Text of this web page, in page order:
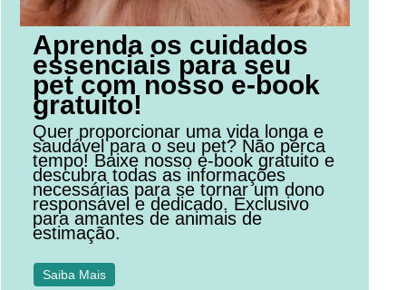
Aprenda os cuidados
essenciais para seu
pet com nosso e-book
gratuito!
Quer proporcionar uma vida longa e
saudável para o seu pet? Não perca
tempo! Baixe nosso e-book gratuito e
descubra todas as informações
necessárias para se tornar um dono
responsável e dedicado. Exclusivo
para amantes de animais de
estimação.
Saiba Mais